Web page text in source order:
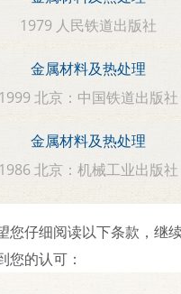
1979 人民铁道出版社
金属材料及热处理
1999 北京：中国铁道出版社
金属材料及热处理
1986 北京：机械工业出版社
您仔细阅读以下条款，继
您的认可：